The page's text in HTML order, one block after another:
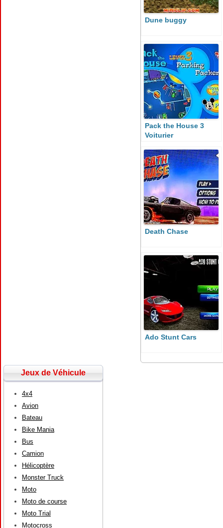
Dune buggy
Pack the House 3
Voiturier
Death Chase
Ado Stunt Cars
Jeux de Véhicule
4x4
Avion
Bateau
Bike Mania
Bus
Camion
Hélicoptère
Monster Truck
Moto
Moto de course
Moto Trial
Motocross